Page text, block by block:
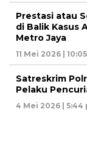
Prestasi atau
di Balik Kasus
Metro Jaya
11 Mei 2026 |
Satreskrim
Pelaku
4 Mei 2026 | 5:44